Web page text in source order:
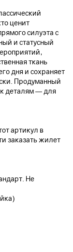
ценит
силуэта с
и статусный
ткань
дня и сохраняет
Продуманный
деталям — для
артикул в
заказать жилет
Не